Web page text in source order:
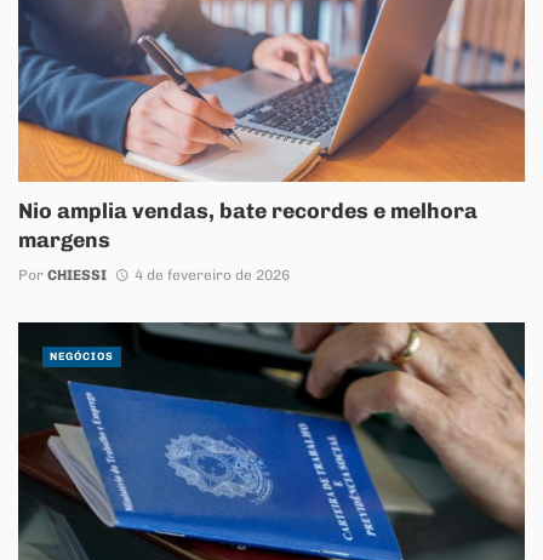
Nio amplia vendas, bate recordes e melhora
margens
Por CHIESSI 4 de fevereiro de 2026
NEGÓCIOS